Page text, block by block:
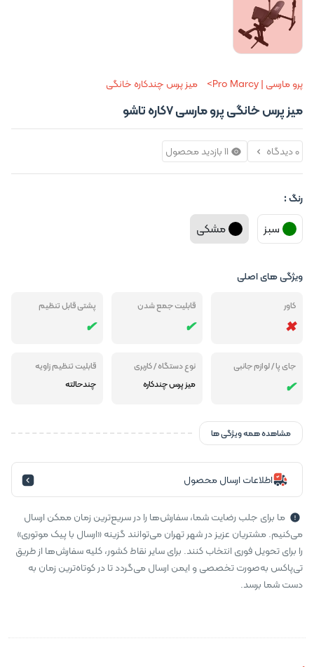
پرو مارسی | Pro Marcy میز پرس چندکاره خانگی
میز پرس خانگی پرو مارسی 7کاره تاشو
0 دیدگاه 11 بازدید محصول
رنگ :
سبز مشکی
ویژگی های اصلی
کاور قابلیت جمع شدن پشتی قابل تنظیم
جای پا / لوازم جانبی
نوع دستگاه / کاربری
میز پرس چندکاره
قابلیت تنظیم زاویه
چندحالته
مشاهده همه ویژگی ها
اطلاعات ارسال محصول
ما برای جلب رضایت شما، سفارش‌ها را در سریع‌ترین زمان ممکن ارسال
می‌کنیم. مشتریان عزیز در شهر تهران می‌توانند گزینه «ارسال با پیک موتوری»
را برای تحویل فوری انتخاب کنند. برای سایر نقاط کشور، کلیه سفارش‌ها از طریق
تی‌پاکس به‌صورت تخصصی و ایمن ارسال می‌گردد تا در کوتاه‌ترین زمان به
دست شما برسد.